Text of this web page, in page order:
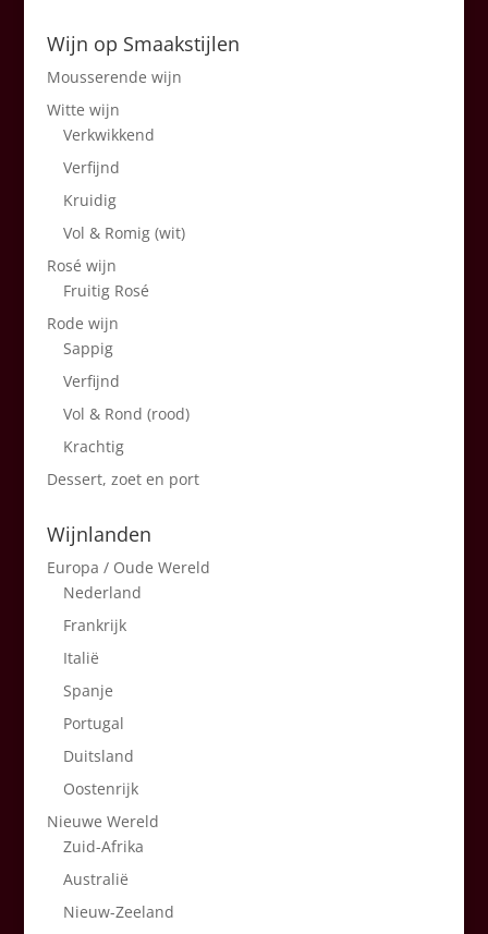
Wijn op Smaakstijlen
Mousserende wijn
Witte wijn
Verkwikkend
Verfijnd
Kruidig
Vol & Romig (wit)
Rosé wijn
Fruitig Rosé
Rode wijn
Sappig
Verfijnd
Vol & Rond (rood)
Krachtig
Dessert, zoet en port
Wijnlanden
Europa / Oude Wereld
Nederland
Frankrijk
Italië
Spanje
Portugal
Duitsland
Oostenrijk
Nieuwe Wereld
Zuid-Afrika
Australië
Nieuw-Zeeland